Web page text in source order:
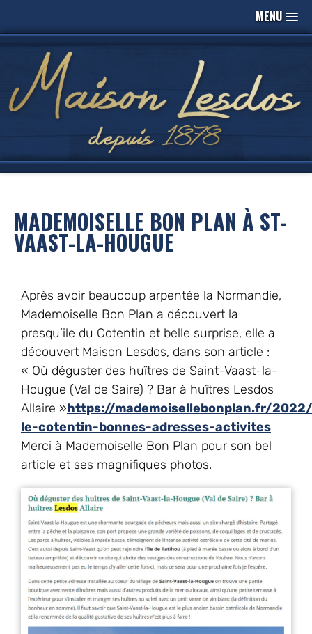
MENU
MADEMOISELLE BON PLAN À ST-
VAAST-LA-HOUGUE
Après avoir beaucoup arpentée la Normandie,
Mademoiselle Bon Plan a découvert la
presqu’ile du Cotentin et belle surprise, elle a
découvert Maison Lesdos, dans son article :
« Où déguster des huîtres de Saint-Vaast-la-
Hougue (Val de Saire) ? Bar à huîtres Lesdos
Allaire »https://mademoisellebonplan.fr/
le-cotentin-bonnes-adresses-activites
Merci à Mademoiselle Bon Plan pour son bel
article et ses magnifiques photos.